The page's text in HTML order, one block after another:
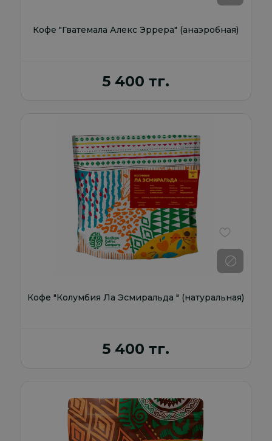
Кофе "Гватемала Алекс Эррера" (анаэробная)
5 400 тг.
Кофе "Колумбия Ла Эсмиральда " (натуральная)
5 400 тг.
В